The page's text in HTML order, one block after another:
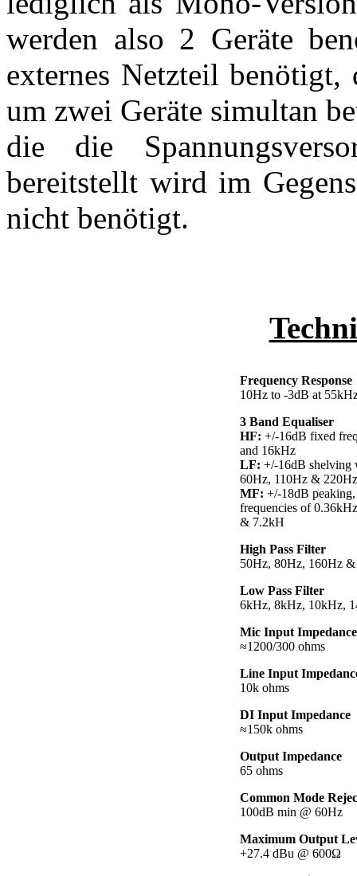
werden also 2 Geräte
externes Netzteil benötigt,
um zwei Geräte simultan
die die
bereitstellt wird im
nicht benötigt.
Frequency Response
10Hz to -3dB at
3 Band Equaliser
HF: +/-16dB fixed
and 16kHz
LF: +/-16dB shelving
60Hz, 110Hz & 220Hz
MF: +/-18dB
frequencies of
& 7.2kH
High Pass Filter
50Hz, 80Hz, 160Hz
Low Pass Filter
6kHz, 8kHz, 10kHz,
Mic Input Impedance
≈1200/300 ohms
Line Input
10k ohms
DI Input Impedance
≈150k ohms
Output Impedance
65 ohms
Common Mode
100dB min @ 60Hz
Maximum Output
+27.4 dBu @ 600Ω